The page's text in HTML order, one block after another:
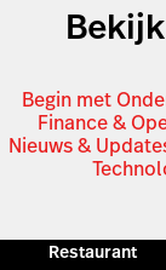
Begin met
Finance &
Nieuws &
Restaurant